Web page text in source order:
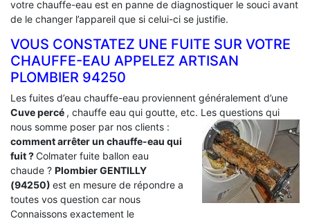
votre chauffe-eau est en panne de diagnostiquer le souci avant
de le changer l’appareil que si celui-ci se justifie.
VOUS CONSTATEZ UNE FUITE SUR VOTRE
CHAUFFE-EAU APPELEZ ARTISAN
PLOMBIER 94250
Les fuites d’eau chauffe-eau proviennent généralement d’une
Cuve percé , chauffe eau qui goutte, etc. Les questions qui
nous somme poser par nos clients :
comment arrêter un chauffe-eau qui
fuit ?Colmater fuite ballon eau
chaude ? Plombier GENTILLY
(94250) est en mesure de répondre a
toutes vos question car nous
Connaissons exactement le